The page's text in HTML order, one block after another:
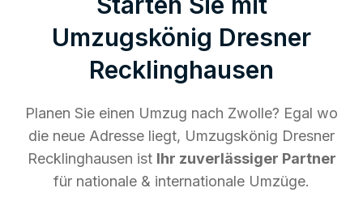
Umzugskönig Dresner
Recklinghausen
Planen Sie einen Umzug nach Zwolle? Egal wo
die neue Adresse liegt, Umzugskönig Dresner
Recklinghausen ist Ihr zuverlässiger Partner
für nationale & internationale Umzüge.